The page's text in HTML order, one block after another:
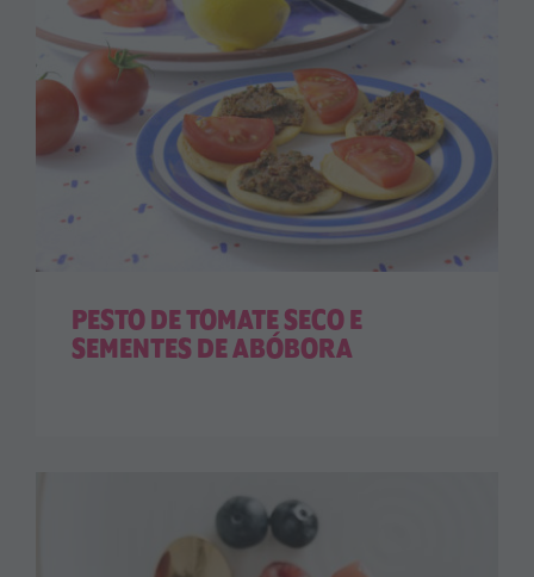
PESTO DE TOMATE SECO E
SEMENTES DE ABÓBORA